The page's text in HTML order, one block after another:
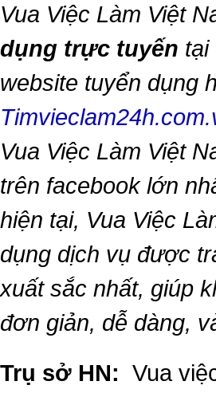
Vua Việc Làm Việt
dụng trực tuyến tại
website tuyển dụng
Vua Việc Làm Việt
trên facebook lớn
hiện tại, Vua Việc
dụng dịch vụ được
xuất sắc nhất, giúp
đơn giản, dễ dàng,
Trụ sở HN: Vua